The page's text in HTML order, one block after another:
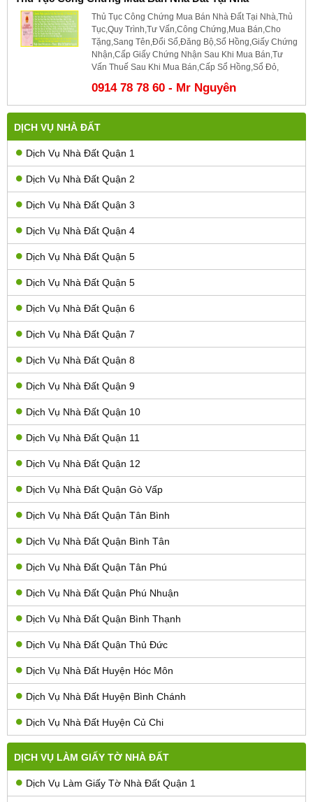
DỊCH VỤ NHÀ ĐẤT
Dịch Vụ Nhà Đất Quận 1
Dịch Vụ Nhà Đất Quận 2
Dịch Vụ Nhà Đất Quận 3
Dịch Vụ Nhà Đất Quận 4
Dịch Vụ Nhà Đất Quận 5
Dịch Vụ Nhà Đất Quận 5
Dịch Vụ Nhà Đất Quận 6
Dịch Vụ Nhà Đất Quận 7
Dịch Vụ Nhà Đất Quận 8
Dịch Vụ Nhà Đất Quận 9
Dịch Vụ Nhà Đất Quận 10
Dịch Vụ Nhà Đất Quận 11
Dịch Vụ Nhà Đất Quận 12
Dịch Vụ Nhà Đất Quận Gò Vấp
Dịch Vụ Nhà Đất Quận Tân Bình
Dịch Vụ Nhà Đất Quận Bình Tân
Dịch Vụ Nhà Đất Quận Tân Phú
Dịch Vụ Nhà Đất Quận Phú Nhuận
Dịch Vụ Nhà Đất Quận Bình Thạnh
Dịch Vụ Nhà Đất Quận Thủ Đức
Dịch Vụ Nhà Đất Huyện Hóc Môn
Dịch Vụ Nhà Đất Huyện Bình Chánh
Dịch Vụ Nhà Đất Huyện Củ Chi
DỊCH VỤ LÀM GIẤY TỜ NHÀ ĐẤT
Dịch Vụ Làm Giấy Tờ Nhà Đất Quận 1
Thủ Tục Công Chứng Mua Bán Nhà Đất Tại Nhà,Thủ
Tục,Quy Trình,Tư Vấn,Công Chứng,Mua Bán,Cho
Tặng,Sang Tên,Đổi Sổ,Đăng Bộ,Sổ Hồng,Giấy Chứng
Nhận,Cấp Giấy Chứng Nhận Sau Khi Mua Bán,Tư
Vấn Thuế Sau Khi Mua Bán,Cấp Sổ Hồng,Sổ Đỏ,
0914 78 78 60 - Mr Nguyên